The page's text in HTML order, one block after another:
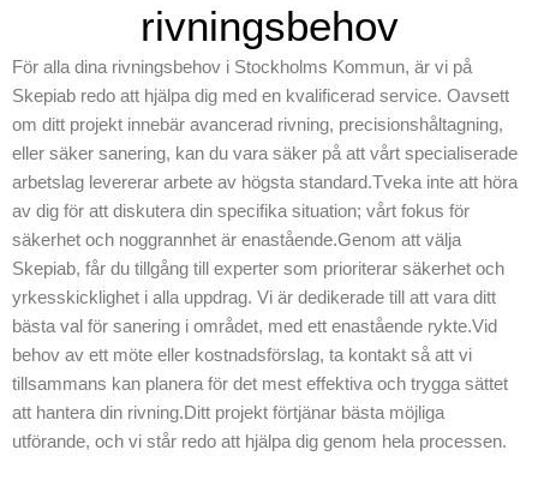
leverera
förstklassiga
resultat. Oavsett
om det handlar om
en enklare
rivningsuppgift eller
ett större projekt i
Stockholms
Kommun,
garanterar vi att
våra kunder får
den bästa möjliga
upplevelsen.
Vårt grupp av
experter står redo
rivningsbehov
För alla dina rivningsbehov i Stockholms Kommun, är vi på
Skepiab redo att hjälpa dig med en kvalificerad service. Oavsett
om ditt projekt innebär avancerad rivning, precisionshåltagning,
eller säker sanering, kan du vara säker på att vårt specialiserade
arbetslag levererar arbete av högsta standard.Tveka inte att höra
av dig för att diskutera din specifika situation; vårt fokus för
säkerhet och noggrannhet är enastående.Genom att välja
Skepiab, får du tillgång till experter som prioriterar säkerhet och
yrkesskicklighet i alla uppdrag. Vi är dedikerade till att vara ditt
bästa val för sanering i området, med ett enastående rykte.Vid
behov av ett möte eller kostnadsförslag, ta kontakt så att vi
tillsammans kan planera för det mest effektiva och trygga sättet
att hantera din rivning.Ditt projekt förtjänar bästa möjliga
utförande, och vi står redo att hjälpa dig genom hela processen.